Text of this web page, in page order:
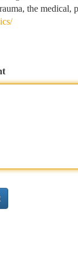
the medical,